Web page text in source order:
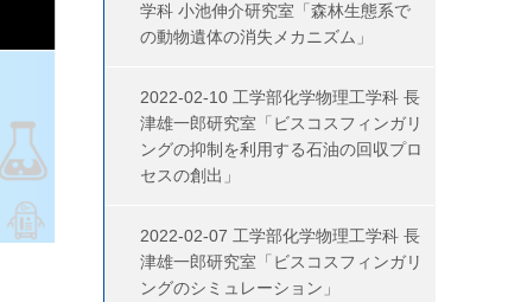
学科 小池伸介研究室「森林生態系で
の動物遺体の消失メカニズム」
2022-02-10 工学部化学物理工学科 長
津雄一郎研究室「ビスコスフィンガリ
ングの抑制を利用する石油の回収プロ
セスの創出」
2022-02-07 工学部化学物理工学科 長
津雄一郎研究室「ビスコスフィンガリ
ングのシミュレーション」